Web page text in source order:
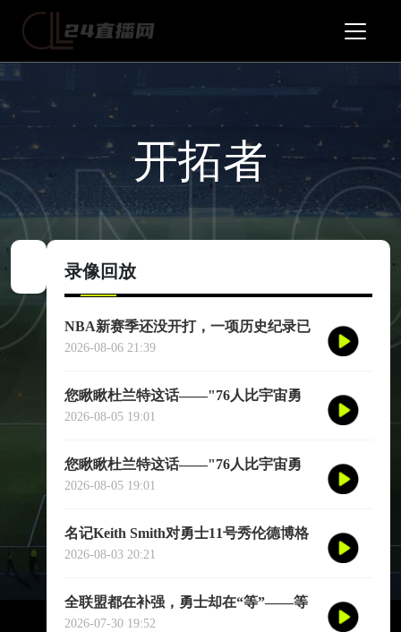
开拓者
录像回放
NBA新赛季还没开打，一项历史纪录已
经提前诞生——英国篮球俱乐部伦敦雄
2026-08-06 21:39
您瞅瞅杜兰特这话——"76人比宇宙勇
强。"别觉得他是谦虚或者脑子进水了，
2026-08-05 19:01
您瞅瞅杜兰特这话——"76人比宇宙勇
强。"别觉得他是谦虚或者脑子进水了，
2026-08-05 19:01
名记Keith Smith对勇士11号秀伦德博格
的评价，用词非常精准。他说伦德博格
2026-08-03 20:21
全联盟都在补强，勇士却在“等”——等
库里老去的那一天
2026-07-30 19:52